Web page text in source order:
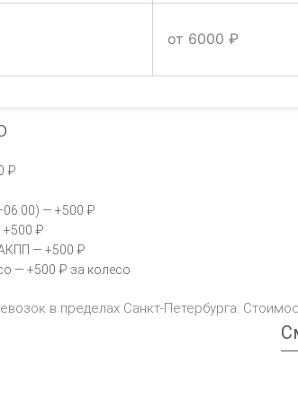
от 6000 ₽
₽
— +500 ₽
+500 ₽
— +500 ₽
— +500 ₽ за колесо
в пределах Санкт-Петербурга.